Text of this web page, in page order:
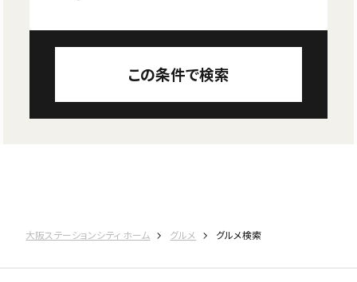
この条件で検索
大阪ステーションシティ ホーム グルメ グルメ検索